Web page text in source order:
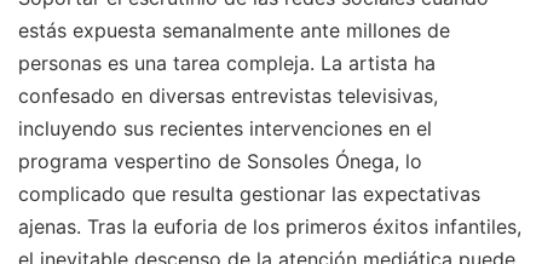
estás expuesta semanalmente ante millones de
personas es una tarea compleja. La artista ha
confesado en diversas entrevistas televisivas,
incluyendo sus recientes intervenciones en el
programa vespertino de Sonsoles Ónega, lo
complicado que resulta gestionar las expectativas
ajenas. Tras la euforia de los primeros éxitos infantiles,